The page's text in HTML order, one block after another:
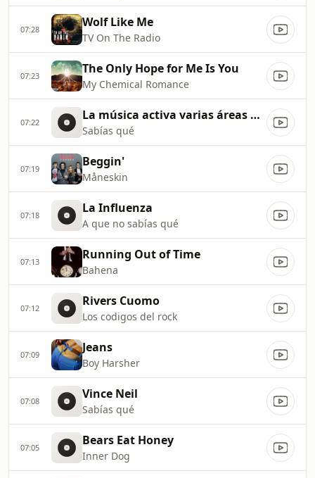
07:28 Wolf Like Me
TV On The Radio
07:23 The Only Hope for Me Is You
My Chemical Romance
07:22 La música activa varias áreas del cerebro
Sabías qué
07:19 Beggin'
Måneskin
07:18 La Influenza
A que no sabías qué
07:13 Running Out of Time
Bahena
07:12 Rivers Cuomo
Los codigos del rock
07:09 Jeans
Boy Harsher
07:08 Vince Neil
Sabías qué
07:05 Bears Eat Honey
Inner Dog